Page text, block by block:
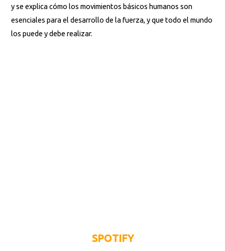
y se explica cómo los movimientos básicos humanos son
esenciales para el desarrollo de la fuerza, y que todo el mundo
los puede y debe realizar.
SPOTIFY